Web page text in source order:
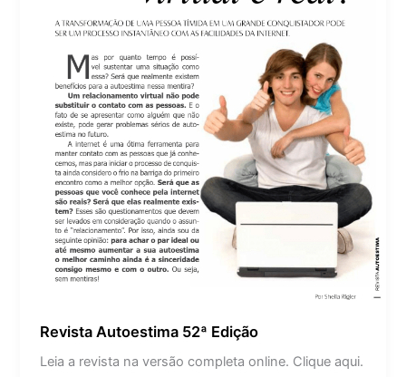
Revista Autoestima 52ª Edição
Leia a revista na versão completa online. Clique aqui.